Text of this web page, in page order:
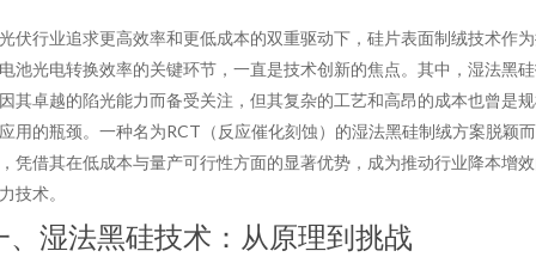
伏行业追求更高效率和更低成本的双重驱动下，硅片表面制绒技术作
池光电转换效率的关键环节，一直是技术创新的焦点。其中，湿法黑
其卓越的陷光能力而备受关注，但其复杂的工艺和高昂的成本也曾是
用的瓶颈。一种名为RCT（反应催化刻蚀）的湿法黑硅制绒方案脱颖而
凭借其在低成本与量产可行性方面的显著优势，成为推动行业降本增
技术。
、湿法黑硅技术：从原理到挑战